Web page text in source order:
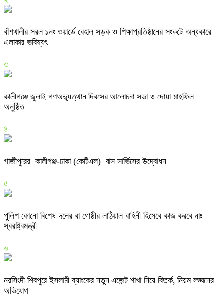
বাঁশখালীর সরল ১নং ওয়ার্ডে বেহাল সড়ক ও শিক্ষাপ্রতিষ্ঠানের সংকটে অন্ধকারে
এলাকার ভবিষ্যৎ
৩
কালীগঞ্জে জুলাই গণঅভ্যুত্থান দিবসের আলোচনা সভা ও দোয়া মাহফিল
অনুষ্ঠিত
৪
গাজীপুরের কালীগঞ্জ-ঢাকা (কেটিএল) বাস সার্ভিসের উদ্বোধন
৫
পুলিশ কোনো বিশেষ দলের বা গোষ্ঠীর লাঠিয়াল বাহিনী হিসেবে কাজ করবে নাঃ
স্বরাষ্ট্রমন্ত্রী
৬
নরসিংদী শিবপুরে ইসলামী ব্যাংকের নতুন এজেন্ট শাখা নিয়ে বিতর্ক, নিয়ম লঙ্ঘনের
অভিযোগ